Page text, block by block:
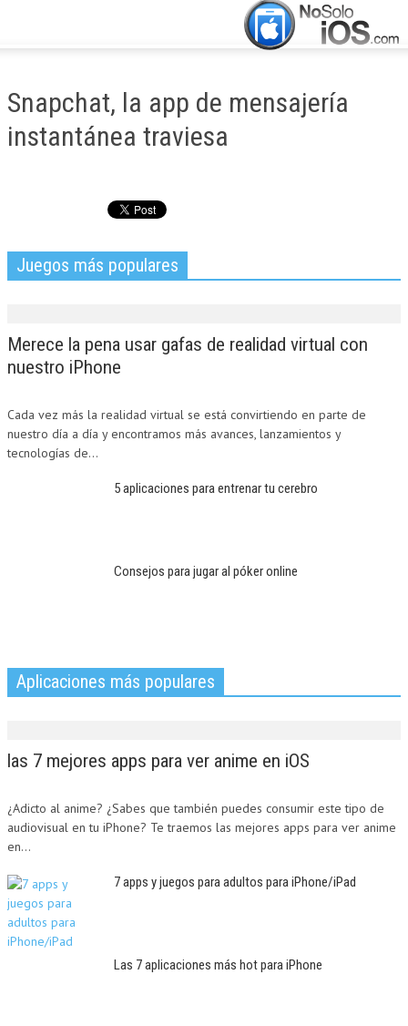
ACTUALIDAD
MANUALES
Snapchat, la app de mensajería
instantánea traviesa
Juegos más populares
Merece la pena usar gafas de realidad virtual con
nuestro iPhone
Cada vez más la realidad virtual se está convirtiendo en parte de
nuestro día a día y encontramos más avances, lanzamientos y
tecnologías de...
5 aplicaciones para entrenar tu cerebro
Consejos para jugar al póker online
Aplicaciones más populares
las 7 mejores apps para ver anime en iOS
¿Adicto al anime? ¿Sabes que también puedes consumir este tipo de
audiovisual en tu iPhone? Te traemos las mejores apps para ver anime
en...
7 apps y juegos para adultos para iPhone/iPad
Las 7 aplicaciones más hot para iPhone